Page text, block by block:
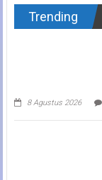
Trending
8 Agustus 2026